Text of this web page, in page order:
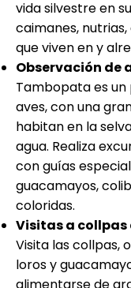
vida silvestre en
caimanes,
que viven en y
Observación de
Tambopata es
aves, con una
habitan en la
agua. Realiza
con guías
guacamayos,
coloridas.
Visitas a
Visita las collpas,
loros y
alimentarse de